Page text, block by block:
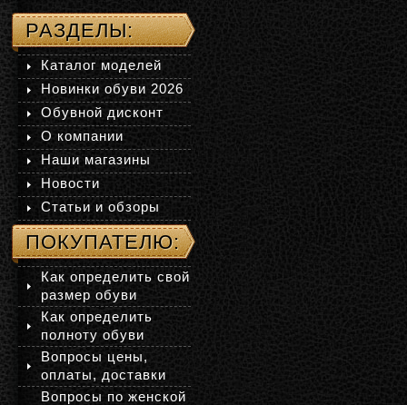
РАЗДЕЛЫ:
Каталог моделей
Новинки обуви 2026
Обувной дисконт
О компании
Наши магазины
Новости
Статьи и обзоры
ПОКУПАТЕЛЮ:
Как определить свой
размер обуви
Как определить
полноту обуви
Вопросы цены,
оплаты, доставки
Вопросы по женской